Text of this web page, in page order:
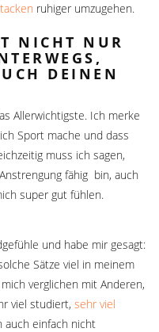
ruhiger umzugehen.
NICHT NUR I
S
DEINEN E
Allerwichtigste. Ich merke
Sport mache und dass
muss ich sagen,
fähig bin, auch
super gut fühlen.
und habe mir gesagt:
Sätze viel in meinem
verglichen mit Anderen,
viel studiert, sehr viel
auch einfach nicht